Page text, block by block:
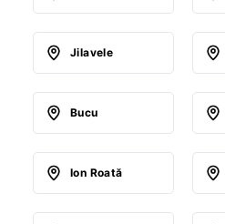
Jilavele
Bucu
Ion Roată